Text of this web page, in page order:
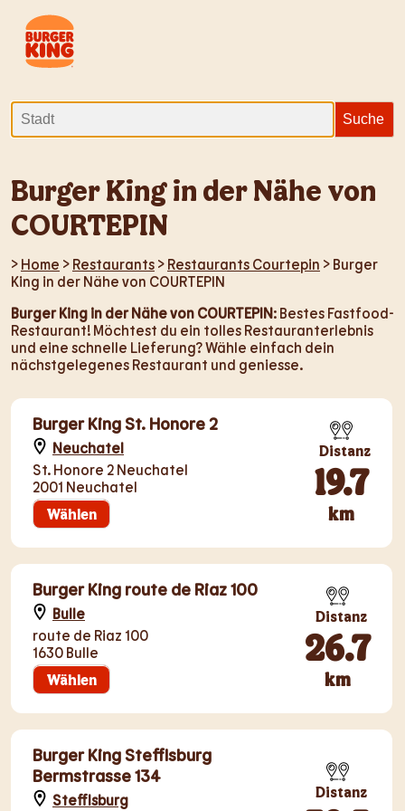
Burger King in der Nähe von
COURTEPIN
> Home > Restaurants > Restaurants Courtepin > Burger
King in der Nähe von COURTEPIN
Burger King in der Nähe von COURTEPIN: Bestes Fastfood-
Restaurant! Möchtest du ein tolles Restauranterlebnis
und eine schnelle Lieferung? Wähle einfach dein
nächstgelegenes Restaurant und geniesse.
Burger King St. Honore 2
Neuchatel
St. Honore 2 Neuchatel
2001 Neuchatel
Wählen
Distanz
19.7
km
Burger King route de Riaz 100
Bulle
route de Riaz 100
1630 Bulle
Wählen
Distanz
26.7
km
Burger King Stefflsburg
Bermstrasse 134
Stefflsburg Distanz